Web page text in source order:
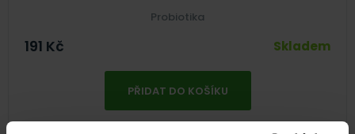
Probiotika
191 Kč Skladem
PŘIDAT DO KOŠÍKU